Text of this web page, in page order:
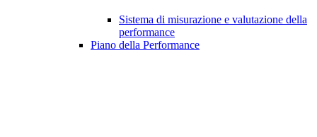
Sistema di misurazione e valutazione della
performance
Piano della Performance